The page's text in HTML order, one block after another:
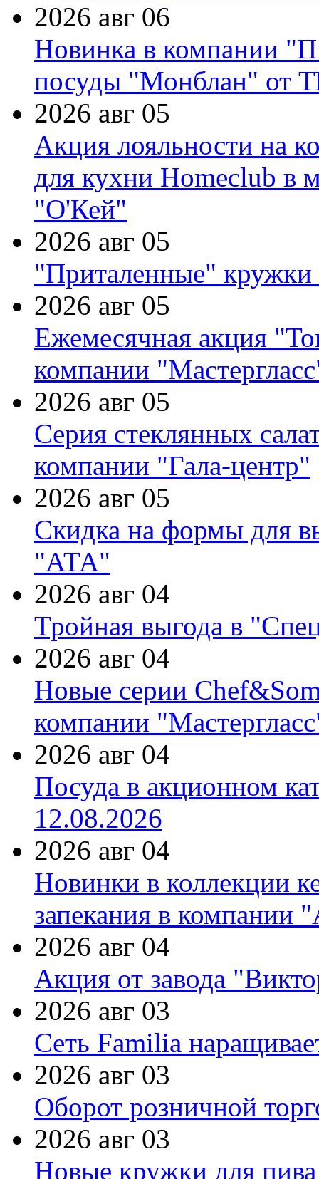
2026 авг 06
Новинка в компании
посуды "Монблан" от
2026 авг 05
Акция лояльности на
для кухни Homeclub в
"О'Кей"
2026 авг 05
"Приталенные" кружки
2026 авг 05
Ежемесячная акция
компании
2026 авг 05
Серия стеклянных
компании "Гала-центр"
2026 авг 05
Скидка на формы для
"АТА"
2026 авг 04
Тройная выгода в
2026 авг 04
Новые серии
компании
2026 авг 04
Посуда в акционном
12.08.2026
2026 авг 04
Новинки в коллекции
запекания в компании
2026 авг 04
Акция от завода
2026 авг 03
Сеть Familia
2026 авг 03
Оборот розничной
2026 авг 03
Новые кружки для